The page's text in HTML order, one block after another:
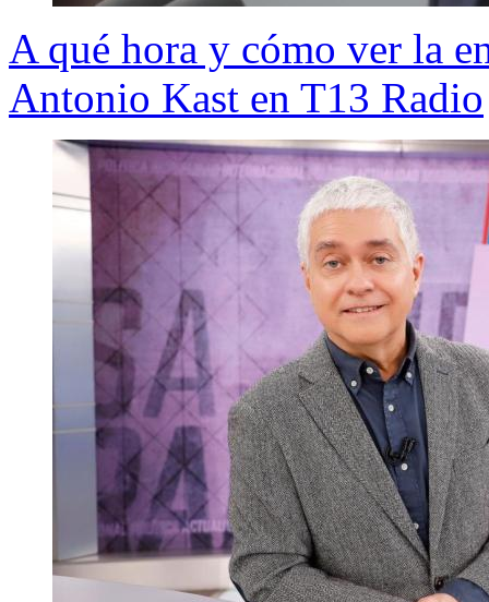
A qué hora y cómo ver la
Antonio Kast en T13 Radio